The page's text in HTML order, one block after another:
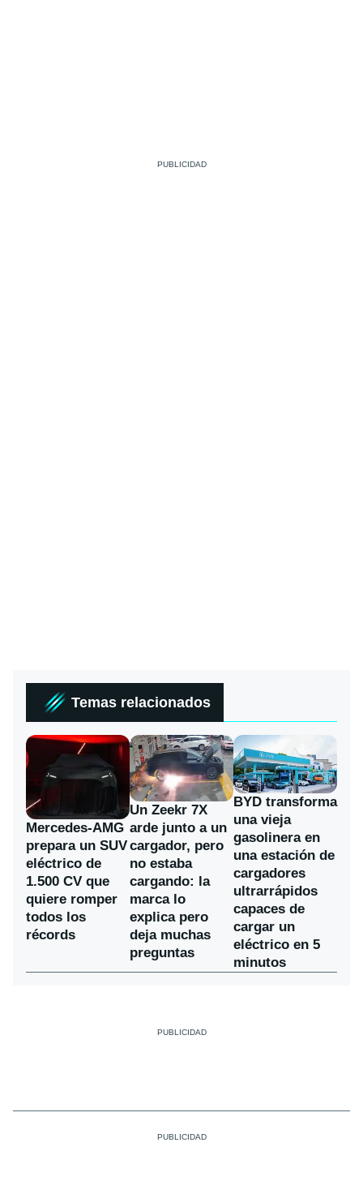
Temas relacionados
Mercedes-AMG
prepara un SUV
eléctrico de
1.500 CV que
quiere romper
todos los
récords
Un Zeekr 7X
arde junto a un
cargador, pero
no estaba
cargando: la
marca lo
explica pero
deja muchas
preguntas
BYD transforma
una vieja
gasolinera en
una estación de
cargadores
ultrarrápidos
capaces de
cargar un
eléctrico en 5
minutos